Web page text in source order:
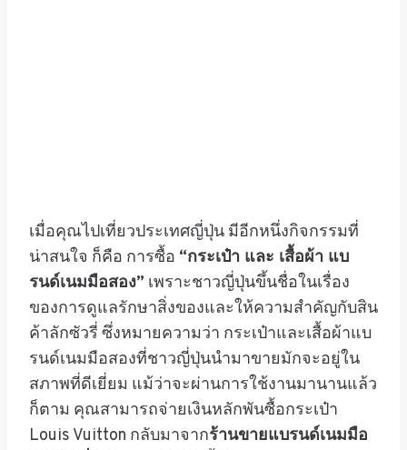
เมื่อคุณไปเที่ยวประเทศญี่ปุ่น มีอีกหนึ่งกิจกรรมที่
น่าสนใจ ก็คือ การซื้อ “กระเป๋า และ เสื้อผ้า แบ
รนด์เนมมือสอง” เพราะชาวญี่ปุ่นขึ้นชื่อในเรื่อง
ของการดูแลรักษาสิ่งของและให้ความสำคัญกับสิน
ค้าลักซัวรี่ ซึ่งหมายความว่า กระเป๋าและเสื้อผ้าแบ
รนด์เนมมือสองที่ชาวญี่ปุ่นนำมาขายมักจะอยู่ใน
สภาพที่ดีเยี่ยม แม้ว่าจะผ่านการใช้งานมานานแล้ว
ก็ตาม คุณสามารถจ่ายเงินหลักพันซื้อกระเป๋า
Louis Vuitton กลับมาจากร้านขายแบรนด์เนมมือ